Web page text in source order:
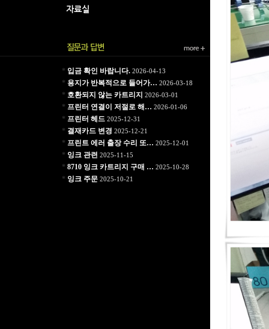
* 입금 확인 바랍니다.2026-04-13
* 용지가 반복적으로 들어가… 2026-03-18
* 호환되지 않는 카트리지 2026-03-01
* 프린터 연결이 저절로 해… 2026-01-06
* 프린터 헤드 2025-12-31
* 결재카드 변경 2025-12-21
* 프린트 에러 출장 수리 또… 2025-12-01
* 잉크 관련 2025-11-15
* 8710 잉크 카트리지 구매 … 2025-10-28
* 잉크 주문2025-10-21